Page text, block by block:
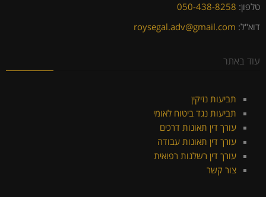
טלפון: 050-438-8258
דוא"ל: roysegal.adv@gmail.com
עוד באתר
תביעות נזיקין
תביעות נגד ביטוח לאומי
עורך דין תאונות דרכים
עורך דין תאונות עבודה
עורך דין רשלנות רפואית
צור קשר